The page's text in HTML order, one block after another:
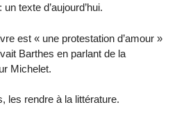
texte d’aujourd’hui.
est « une protestation d’amour »
Barthes en parlant de la
Michelet.
les rendre à la littérature.